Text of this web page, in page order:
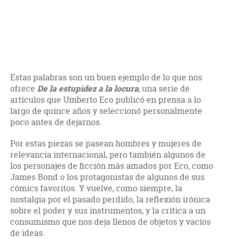
Estas palabras son un buen ejemplo de lo que nos
ofrece De la estupidez a la locura, una serie de
artículos que Umberto Eco publicó en prensa a lo
largo de quince años y seleccionó personalmente
poco antes de dejarnos.
Por estas piezas se pasean hombres y mujeres de
relevancia internacional, pero también algunos de
los personajes de ficción más amados por Eco, como
James Bond o los protagonistas de algunos de sus
cómics favoritos. Y vuelve, como siempre, la
nostalgia por el pasado perdido, la reflexión irónica
sobre el poder y sus instrumentos, y la crítica a un
consumismo que nos deja llenos de objetos y vacíos
de ideas.